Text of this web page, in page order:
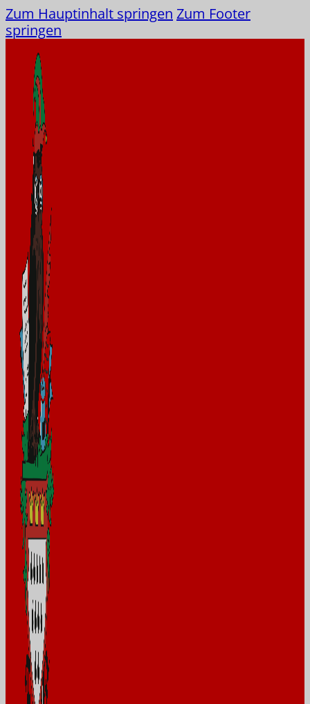
Zum Hauptinhalt springen Zum Footer
springen